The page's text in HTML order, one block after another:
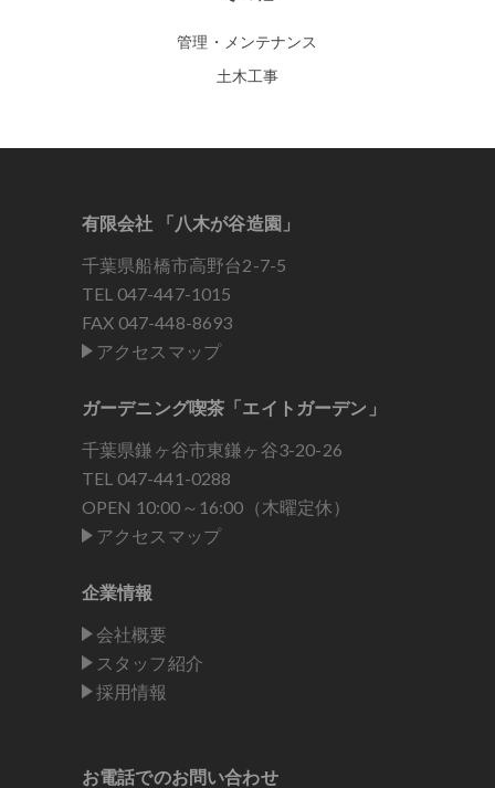
管理・メンテナンス
土木工事
有限会社 「八木が谷造園」
千葉県船橋市高野台2-7-5
TEL 047-447-1015
FAX 047-448-8693
アクセスマップ
ガーデニング喫茶「エイトガーデン」
千葉県鎌ヶ谷市東鎌ヶ谷3-20-26
TEL 047-441-0288
OPEN 10:00～16:00（木曜定休）
アクセスマップ
企業情報
会社概要
スタッフ紹介
採用情報
お電話でのお問い合わせ